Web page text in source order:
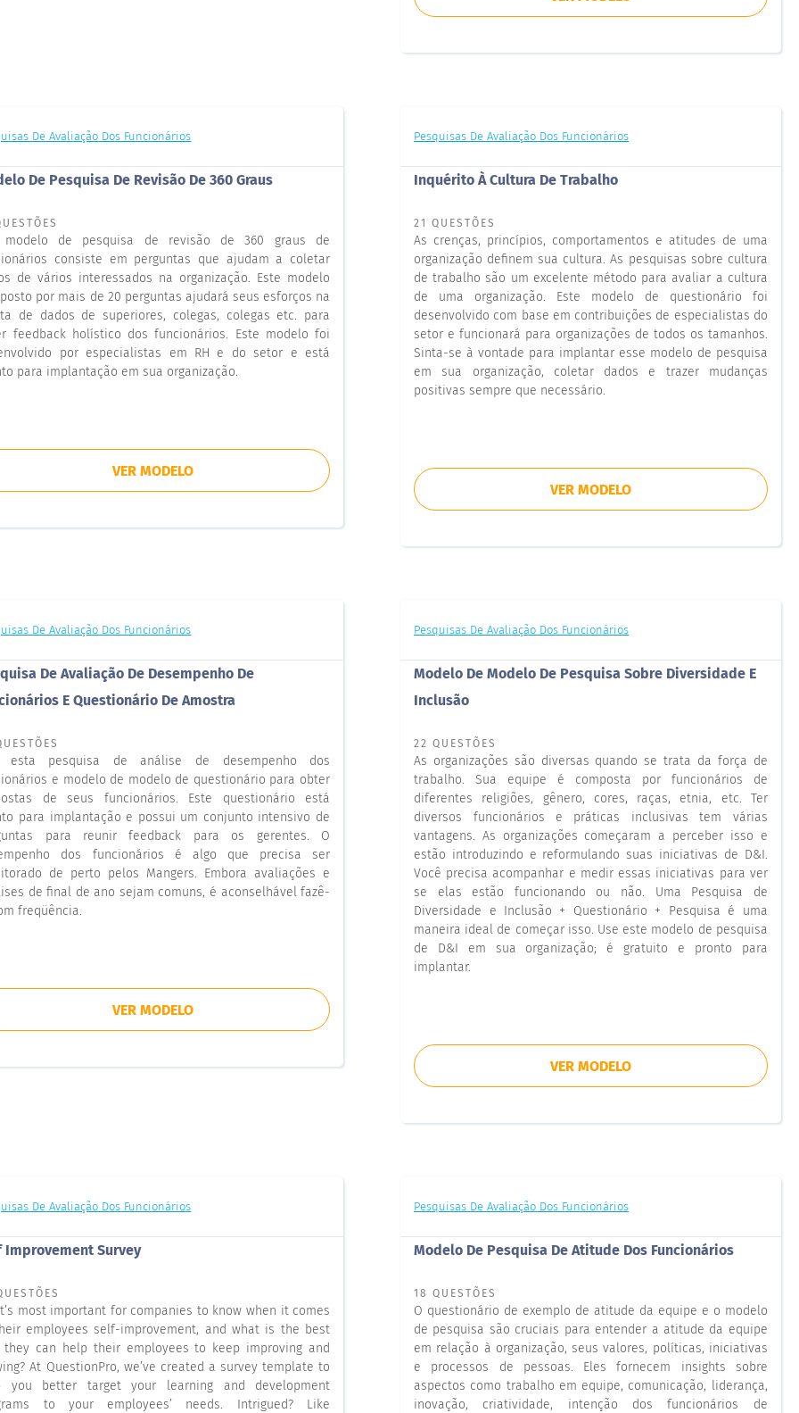
De Avaliação Dos Funcionários
De Pesquisa De Revisão De 360 Graus
modelo de pesquisa de revisão de 360 graus de
consiste em perguntas que ajudam a coletar
de vários interessados na organização. Este modelo
por mais de 20 perguntas ajudará seus esforços na
de dados de superiores, colegas, colegas etc. para
feedback holístico dos funcionários. Este modelo foi
por especialistas em RH e do setor e está
para implantação em sua organização.
VER MODELO
Pesquisas De Avaliação Dos Funcionários
Inquérito À Cultura De Trabalho
21 QUESTÕES
As crenças, princípios, comportamentos e atitudes de uma
organização definem sua cultura. As pesquisas sobre cultura
de trabalho são um excelente método para avaliar a cultura
de uma organização. Este modelo de questionário foi
desenvolvido com base em contribuições de especialistas do
setor e funcionará para organizações de todos os tamanhos.
Sinta-se à vontade para implantar esse modelo de pesquisa
em sua organização, coletar dados e trazer mudanças
positivas sempre que necessário.
VER MODELO
De Avaliação Dos Funcionários
De Avaliação De Desempenho De
E Questionário De Amostra
esta pesquisa de análise de desempenho dos
e modelo de modelo de questionário para obter
de seus funcionários. Este questionário está
para implantação e possui um conjunto intensivo de
para reunir feedback para os gerentes. O
dos funcionários é algo que precisa ser
de perto pelos Mangers. Embora avaliações e
de final de ano sejam comuns, é aconselhável fazê-
freqüência.
VER MODELO
Pesquisas De Avaliação Dos Funcionários
Modelo De Modelo De Pesquisa Sobre Diversidade E
Inclusão
22 QUESTÕES
As organizações são diversas quando se trata da força de
trabalho. Sua equipe é composta por funcionários de
diferentes religiões, gênero, cores, raças, etnia, etc. Ter
diversos funcionários e práticas inclusivas tem várias
vantagens. As organizações começaram a perceber isso e
estão introduzindo e reformulando suas iniciativas de D&I.
Você precisa acompanhar e medir essas iniciativas para ver
se elas estão funcionando ou não. Uma Pesquisa de
Diversidade e Inclusão + Questionário + Pesquisa é uma
maneira ideal de começar isso. Use este modelo de pesquisa
de D&I em sua organização; é gratuito e pronto para
implantar.
VER MODELO
De Avaliação Dos Funcionários
Improvement Survey
most important for companies to know when it comes
employees self-improvement, and what is the best
they can help their employees to keep improving and
At QuestionPro, we’ve created a survey template to
you better target your learning and development
to your employees’ needs. Intrigued? Like
Pesquisas De Avaliação Dos Funcionários
Modelo De Pesquisa De Atitude Dos Funcionários
18 QUESTÕES
O questionário de exemplo de atitude da equipe e o modelo
de pesquisa são cruciais para entender a atitude da equipe
em relação à organização, seus valores, políticas, iniciativas
e processos de pessoas. Eles fornecem insights sobre
aspectos como trabalho em equipe, comunicação, liderança,
inovação, criatividade, intenção dos funcionários de